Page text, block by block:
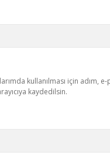
kullanılması için adım,
kaydedilsin.